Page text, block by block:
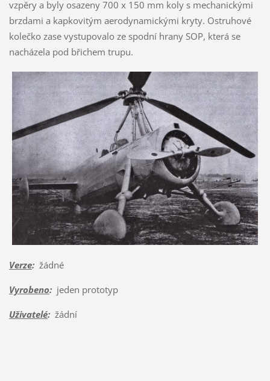
vzpěry a byly osazeny 700 x 150 mm koly s mechanickými
brzdami a kapkovitým aerodynamickými kryty. Ostruhové
kolečko zase vystupovalo ze spodní hrany SOP, která se
nacházela pod břichem trupu.
Verze:žádné
Vyrobeno:jeden prototyp
Uživatelé:žádní